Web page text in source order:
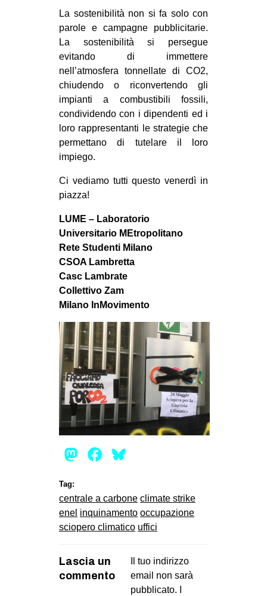
La sostenibilità non si fa solo con
parole e campagne pubblicitarie.
La sostenibilità si persegue
evitando di immettere
nell’atmosfera tonnellate di CO2,
chiudendo o riconvertendo gli
impianti a combustibili fossili,
condividendo con i dipendenti ed i
loro rappresentanti le strategie che
permettano di tutelare il loro
impiego.
Ci vediamo tutti questo venerdì in
piazza!
LUME – Laboratorio
Universitario MEtropolitano
Rete Studenti Milano
CSOA Lambretta
Casc Lambrate
Collettivo Zam
Milano InMovimento
Mastodon
Facebook
Tag:
centrale a carbone climate strike
enel inquinamento occupazione
sciopero climatico uffici
Lascia un
commento
Il tuo indirizzo
email non sarà
pubblicato.